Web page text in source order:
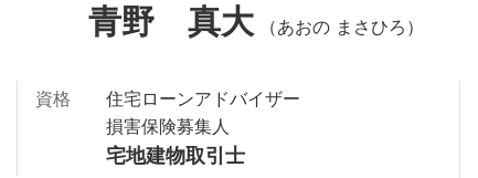
青野 真大 （あおの まさひろ）
資格
住宅ローンアドバイザー
損害保険募集人
宅地建物取引士